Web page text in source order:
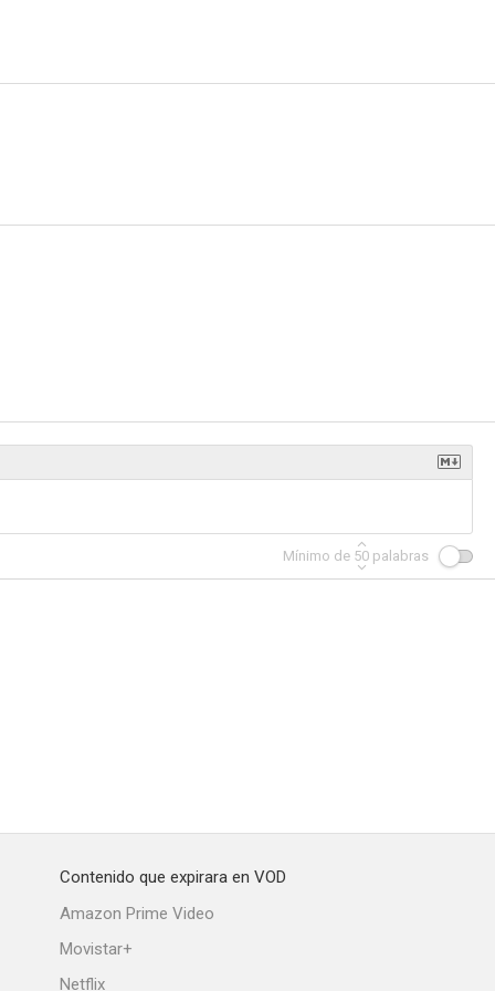
Mínimo de 50 palabras
Contenido que expirara en VOD
Amazon Prime Video
Movistar+
Netflix